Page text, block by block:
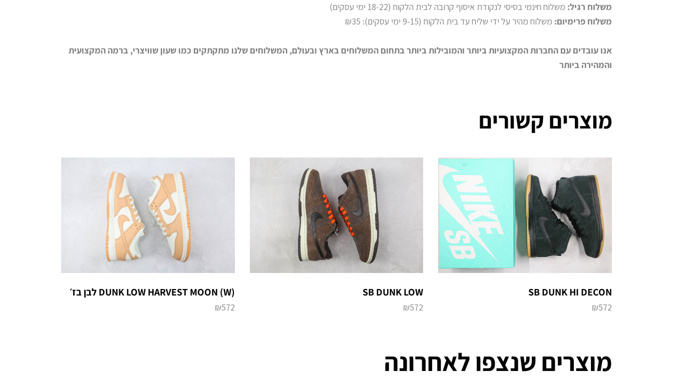
משלוח רגיל: משלוח חינמי בסיסי לנקודת איסוף קרובה לבית הלקוח (18-22 ימי עסקים)
משלוח פרימיום: משלוח מהיר על ידי שליח עד בית הלקוח (9-15 ימי עסקים): ₪35
אנו עובדים עם החברות המקצועיות ביותר והמובילות ביותר בתחום המשלוחים בארץ ובעולם, המשלוחים שלנו מתקתקים כמו שעון שוויצרי, ברמה המקצועית
והמהירה ביותר
מוצרים קשורים
SB DUNK HI DECON
₪572
SB DUNK LOW
₪572
DUNK LOW HARVEST MOON (W) לבן בז׳
₪572
מוצרים שנצפו לאחרונה